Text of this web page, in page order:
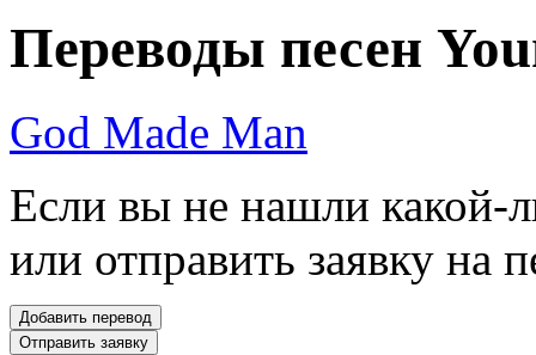
Переводы песен
God Made Man
Если вы не нашли какой-
или отправить заявку на